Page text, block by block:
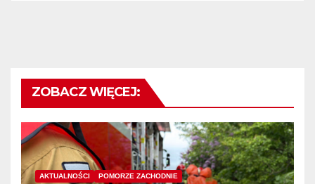
ZOBACZ WIĘCEJ:
AKTUALNOŚCI POMORZE ZACHODNIE